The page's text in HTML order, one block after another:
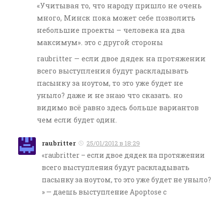
«Учитывая то, что народу пришло не очень
много, Минск пока может себе позволить
небольшие проекты – человека на два
максимум». это с другой стороны
raubritter — если двое дядек на протяжении
всего выступления будут раскладывать
пасынку за ноутом, то это уже будет не
уныло? даже и не знаю что сказать. но
видимо всё равно здесь больше вариантов
чем если будет один.
raubritter 25/01/2012 в 18:29
«raubritter – если двое дядек на протяжении
всего выступления будут раскладывать
пасынку за ноутом, то это уже будет не уныло?
» — даешь выступление Apoptose с